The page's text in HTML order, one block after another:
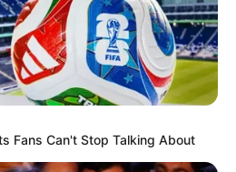
feito para todos os ACS e ACEs ou
o curso?
kits de uso individual devem ser
participantes dos cursos. Quanto aos
aos ACS participantes do curso.
Fans Can't Stop Talking About